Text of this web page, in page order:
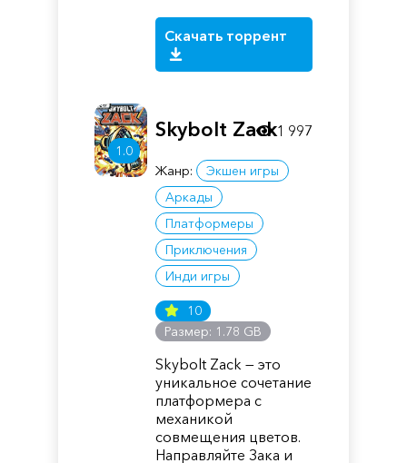
Скачать торрент
1.0
Skybolt Zack
Жанр:
Экшен игры
Аркады
Платформеры
Приключения
Инди игры
10
Размер: 1.78 GB
Skybolt Zack — это
уникальное сочетание
платформера с
механикой
совмещения цветов.
Направляйте Зака и
1 997